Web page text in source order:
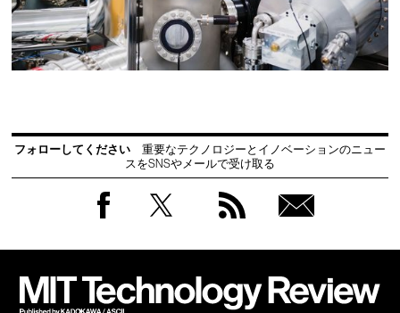
フォローしてください
重要なテクノロジーとイノベーションのニュー
スをSNSやメールで受け取る